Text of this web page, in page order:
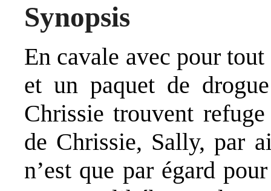
Synopsis
En cavale avec pour
et un paquet de
Chrissie trouvent
de Chrissie, Sally, par
n’est que par égard